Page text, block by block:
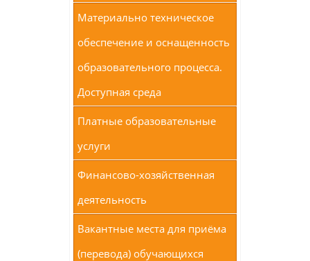
Материально техническое
обеспечение и оснащенность
образовательного процесса.
Доступная среда
Платные образовательные
услуги
Финансово-хозяйственная
деятельность
Вакантные места для приёма
(перевода) обучающихся